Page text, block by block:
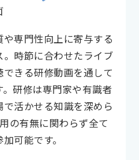
専門性向上に寄与する
時節に合わせたライブ
きる研修動画を通して
研修は専門家や有識者
活かせる知識を深めら
の有無に関わらず全て
可能です。